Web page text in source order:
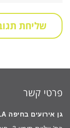
פרטי קשר
גן אירועים בחיפה KALA